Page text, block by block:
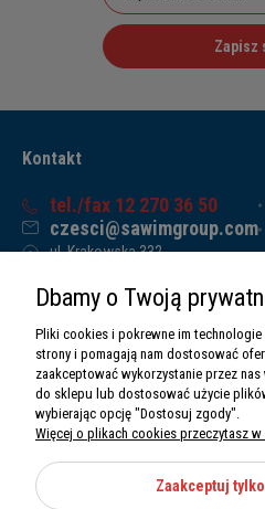
Zapisz
Kontakt
tel./fax 12 270 36 50
czesci@sawimgroup.com
ul. Krakowska 332,
Sawim Group Mariusz Zdyb sp. k.
NIP: 5130284470
REGON: 5246591010
O nas
Informacje
Dbamy o Twoją
Pliki cookies i pokrewne im
strony i pomagają nam dostosować
zaakceptować wykorzystanie przez
do sklepu lub dostosować użycie
wybierając opcję "Dostosuj zgody".
Więcej o plikach cookies przeczytasz
Zaakceptuj